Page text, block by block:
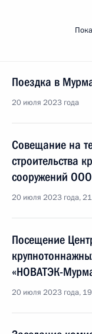
Поездка в
20 июля 2023 года
Совещание на
строительства
сооружений
20 июля 2023 года,
Посещение
«НОВАТЭК-
20 июля 2023 года,